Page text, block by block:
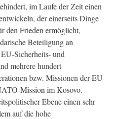
im Laufe der Zeit einen
der einerseits Dinge
den Frieden ermöglicht,
Beteiligung an
Sicherheits- und
mehrere hundert
bzw. Missionen der EU
Mission im Kosovo.
Ebene einen sehr
auf die hohe